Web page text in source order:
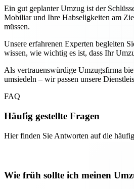
Ein gut geplanter Umzug ist der
Mobiliar und Ihre Habseligkeiten am
müssen.
Unsere erfahrenen Experten begleiten
wissen, wie wichtig es ist, dass Ihr
Als vertrauenswürdige Umzugsfirma
umsiedeln – wir passen unsere
FAQ
Häufig gestellte Fragen
Hier finden Sie Antworten auf die
Wie früh sollte ich meinen